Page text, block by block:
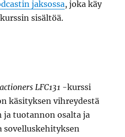
jaksossa, joka käy
sisältöä.
LFC131 -kurssi
käsityksen vihreydestä
ja tuotannon osalta ja
sovelluskehityksen